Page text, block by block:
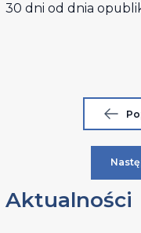
30 dni od dnia
Aktualności